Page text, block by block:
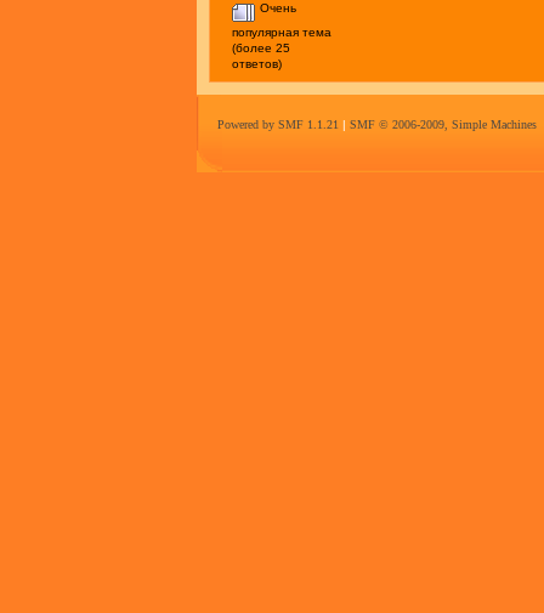
Очень
популярная тема
(более 25
ответов)
Powered by SMF 1.1.21 | SMF © 2006-2009, Simple Machines